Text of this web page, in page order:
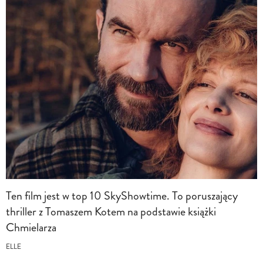
Ten film jest w top 10 SkyShowtime. To poruszający
thriller z Tomaszem Kotem na podstawie książki
Chmielarza
ELLE